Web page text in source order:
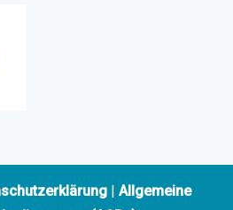
| Allgemeine